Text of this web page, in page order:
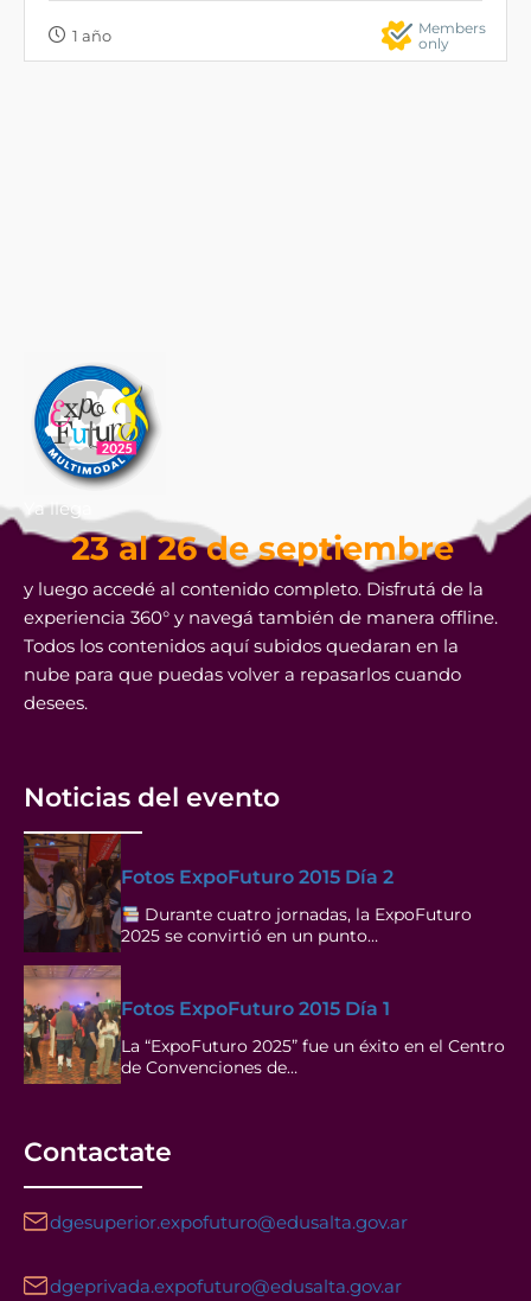
1 año
Members
only
Ya llega
23 al 26 de septiembre
y luego accedé al contenido completo. Disfrutá de la
experiencia 360° y navegá también de manera offline.
Todos los contenidos aquí subidos quedaran en la
nube para que puedas volver a repasarlos cuando
desees.
Noticias del evento
Fotos ExpoFuturo 2015 Día 2
Durante cuatro jornadas, la ExpoFuturo
2025 se convirtió en un punto…
Fotos ExpoFuturo 2015 Día 1
La “ExpoFuturo 2025” fue un éxito en el Centro
de Convenciones de…
Contactate
dgesuperior.expofuturo@edusalta.gov.ar
dgeprivada.expofuturo@edusalta.gov.ar